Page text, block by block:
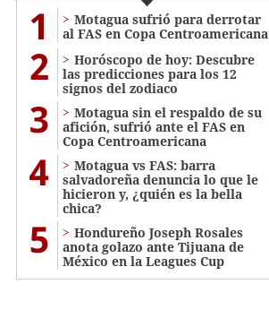
1
Motagua sufrió para derrotar
al FAS en Copa Centroamericana
2
Horóscopo de hoy: Descubre
las predicciones para los 12
signos del zodiaco
3
Motagua sin el respaldo de su
afición, sufrió ante el FAS en
Copa Centroamericana
4
Motagua vs FAS: barra
salvadoreña denuncia lo que le
hicieron y, ¿quién es la bella
chica?
5
Hondureño Joseph Rosales
anota golazo ante Tijuana de
México en la Leagues Cup